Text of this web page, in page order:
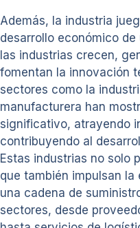
Además, la industria
desarrollo económico
las industrias crecen,
fomentan la innovación
sectores como la
manufacturera han
significativo, atrayendo
contribuyendo al
Estas industrias no solo
que también impulsan
una cadena de
sectores, desde